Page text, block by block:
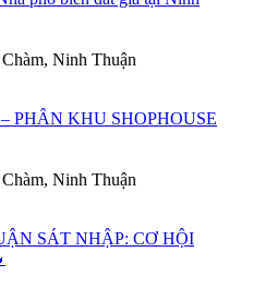
Ninh Thuận
PHÂN KHU SHOPHOUSE
Ninh Thuận
SÁT NHẬP: CƠ HỘI